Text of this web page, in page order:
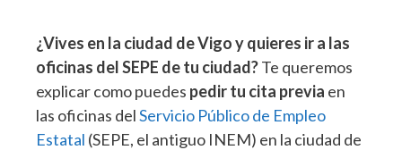
¿Vives en la ciudad de Vigo y quieres ir a las
oficinas del SEPE de tu ciudad?Te queremos
explicar como puedes pedir tu cita previa en
las oficinas delServicio Público de Empleo
Estatal (SEPE, el antiguo INEM) en la ciudad de